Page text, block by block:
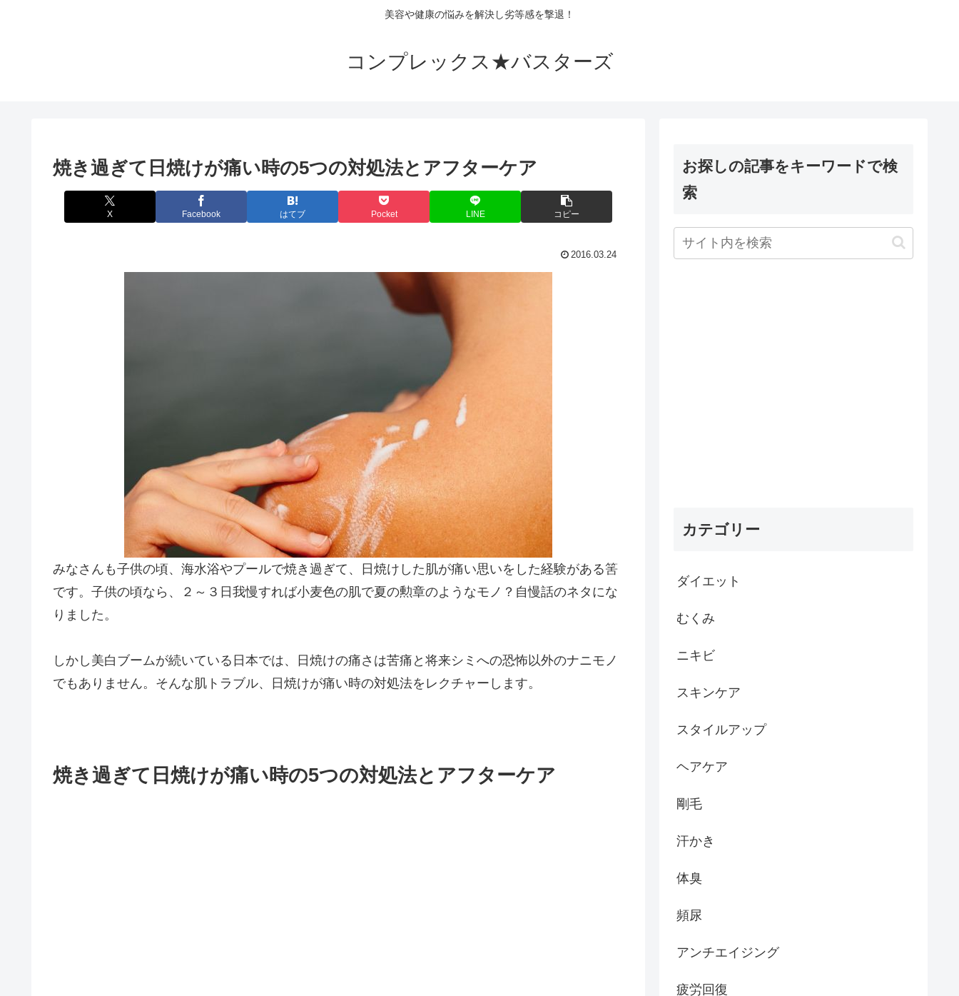
美容や健康の悩みを解決し劣等感を撃退！
コンプレックス★バスターズ
焼き過ぎて日焼けが痛い時の5つの対処法とアフターケア
X Facebook はてブ Pocket LINE コピー
2016.03.24
みなさんも子供の頃、海水浴やプールで焼き過ぎて、日焼けした肌が痛い思いをした経験がある筈
です。子供の頃なら、２～３日我慢すれば小麦色の肌で夏の勲章のようなモノ？自慢話のネタにな
りました。
しかし美白ブームが続いている日本では、日焼けの痛さは苦痛と将来シミへの恐怖以外のナニモノ
でもありません。そんな肌トラブル、日焼けが痛い時の対処法をレクチャーします。
焼き過ぎて日焼けが痛い時の5つの対処法とアフターケア
お探しの記事をキーワードで検
索
カテゴリー
ダイエット
むくみ
ニキビ
スキンケア
スタイルアップ
ヘアケア
剛毛
汗かき
体臭
頻尿
アンチエイジング
疲労回復